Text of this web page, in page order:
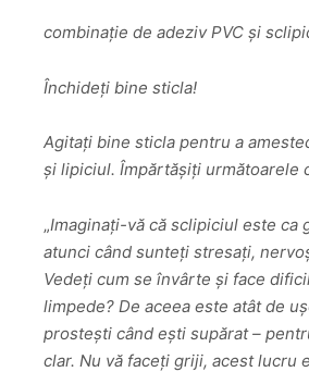
combinație de adeziv PVC și
Închideți bine sticla!
Agitați bine sticla pentru a
și lipiciul. Împărtășiți următoarele
„Imaginați-vă că sclipiciul este ca
atunci când sunteți stresați,
Vedeți cum se învârte și face
limpede? De aceea este atât de
prostești când ești supărat –
clar. Nu vă faceți griji, acest lucru